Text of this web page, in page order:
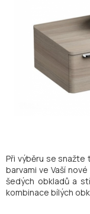
Při výběru se
barvami ve Vaší nové
šedých obkladů a
kombinace bílých